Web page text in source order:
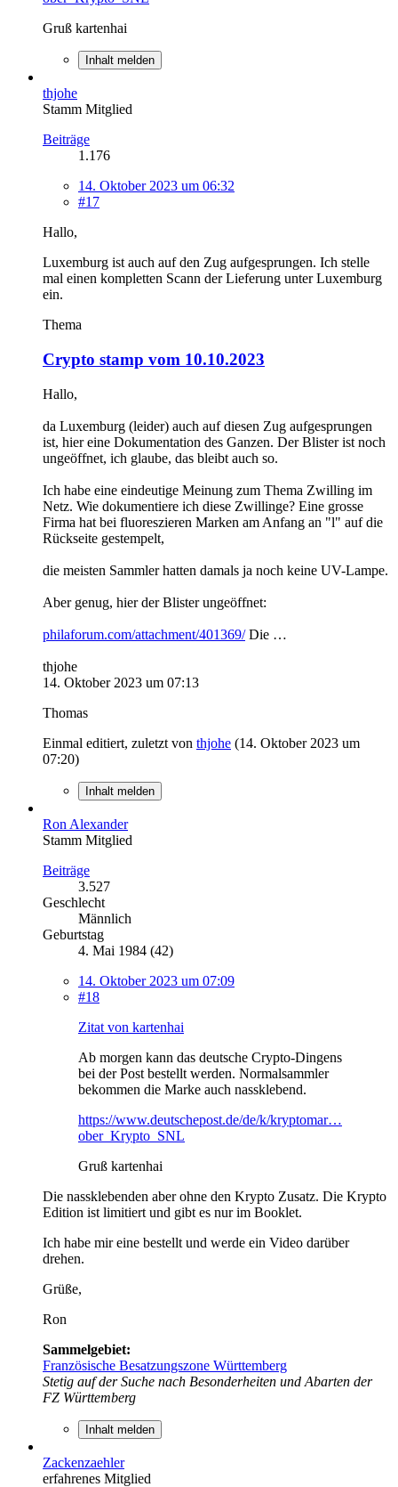
Gruß kartenhai
Inhalt melden
thjohe
Stamm Mitglied
Beiträge
1.176
14. Oktober 2023 um 06:32
#17
Hallo,
Luxemburg ist auch auf den Zug aufgesprungen. Ich stelle
mal einen kompletten Scann der Lieferung unter Luxemburg
ein.
Thema
Crypto stamp vom 10.10.2023
Hallo,
da Luxemburg (leider) auch auf diesen Zug aufgesprungen
ist, hier eine Dokumentation des Ganzen. Der Blister ist noch
ungeöffnet, ich glaube, das bleibt auch so.
Ich habe eine eindeutige Meinung zum Thema Zwilling im
Netz. Wie dokumentiere ich diese Zwillinge? Eine grosse
Firma hat bei fluoreszieren Marken am Anfang an "l" auf die
Rückseite gestempelt,
die meisten Sammler hatten damals ja noch keine UV-Lampe.
Aber genug, hier der Blister ungeöffnet:
philaforum.com/attachment/401369/Die …
thjohe
14. Oktober 2023 um 07:13
Thomas
Einmal editiert, zuletzt von thjohe (14. Oktober 2023 um
07:20)
Inhalt melden
Ron Alexander
Stamm Mitglied
Beiträge
3.527
Geschlecht
Männlich
Geburtstag
4. Mai 1984 (42)
14. Oktober 2023 um 07:09
#18
Zitat von kartenhai
Ab morgen kann das deutsche Crypto-Dingens
bei der Post bestellt werden. Normalsammler
bekommen die Marke auch nassklebend.
https://www.deutschepost.de/de/k/kryptomar…
ober_Krypto_SNL
Gruß kartenhai
Die nassklebenden aber ohne den Krypto Zusatz. Die Krypto
Edition ist limitiert und gibt es nur im Booklet.
Ich habe mir eine bestellt und werde ein Video darüber
drehen.
Grüße,
Ron
Sammelgebiet:
Französische Besatzungszone Württemberg
Stetig auf der Suche nach Besonderheiten und Abarten der
FZ Württemberg
Inhalt melden
Zackenzaehler
erfahrenes Mitglied